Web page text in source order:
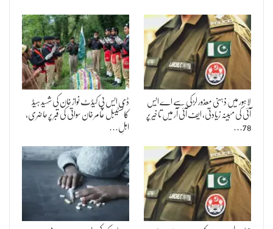
لاہور میں ذہنی معذور لڑکی سے اے ایس
آئی کی مبینہ زیادتی، ایف آئی آر میں تاخیر پر
78…
ڈی ایس پی کیڈٹ نواز خان کی شہید ہیڈ
کانسٹیبل عامر خان سواتی کی قبر پر حاضری،
اہلِ…